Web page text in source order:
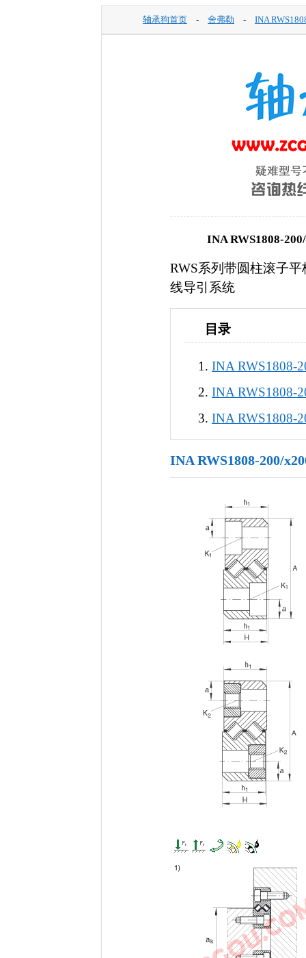
轴承狗首页 - 舍弗勒 - INA
INA RWS1808-
RWS系列带圆柱滚子
线导引系统
目录
INA RWS1808-
INA RWS1808-
INA RWS1808-
INA RWS1808-200/